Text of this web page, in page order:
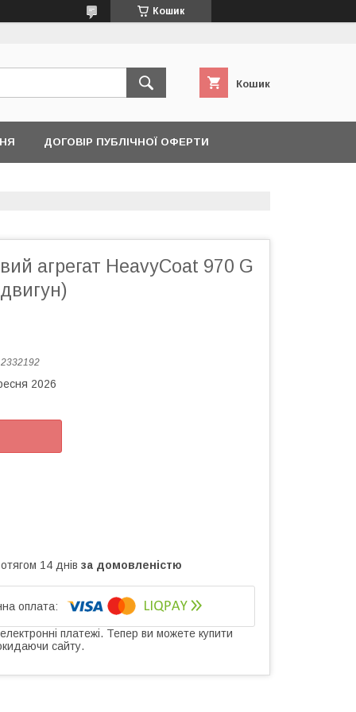
Кошик
Кошик
ДОГОВІР ПУБЛІЧНОЇ ОФЕРТИ
агрегат HeavyCoat 970 G
2332192
2026
14 днів за домовленістю
платежі. Тепер ви можете купити
сайту.